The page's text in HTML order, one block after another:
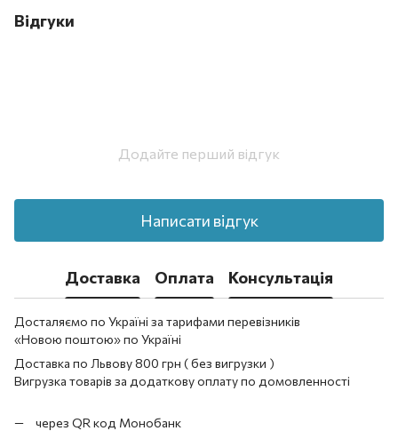
Відгуки
Додайте перший відгук
Написати відгук
Доставка Оплата Консультація
Досталяємо по Україні за тарифами перевізників
«Новою поштою» по Україні
Доставка по Львову 800 грн ( без вигрузки )
Вигрузка товарів за додаткову оплату по домовленності
через QR код Монобанк